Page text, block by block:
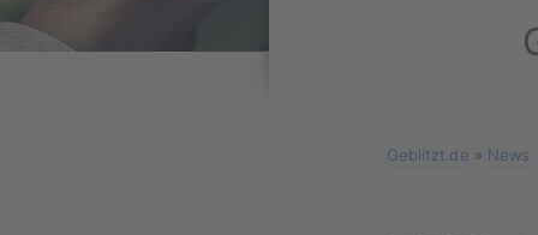
Geblitzt.de » News